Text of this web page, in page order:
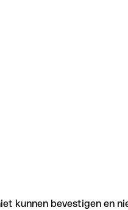
kunnen bevestigen en